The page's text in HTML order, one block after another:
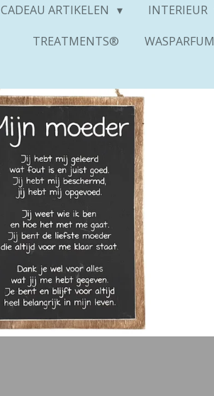
CADEAU ARTIKELEN INTERIEUR
TREATMENTS®
WASPARFUM